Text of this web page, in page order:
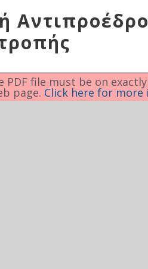
file must be on
page. Click here for more